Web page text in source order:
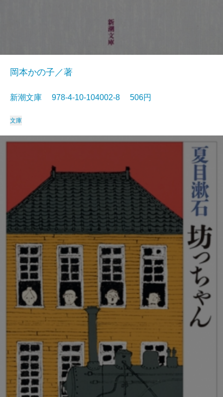
岡本かの子／著
新潮文庫 978-4-10-104002-8 506円
文庫